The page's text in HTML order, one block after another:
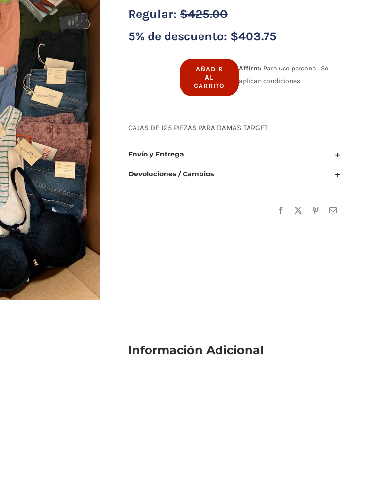
Regular:$425.00
5% de descuento: $403.75
damas
AÑADIR
AL
CARRITO
Affirm: Para uso personal. Se
aplican condiciones.
CAJAS DE 125 PIEZAS PARA DAMAS TARGET
Envío y Entrega
Devoluciones / Cambios
Información Adicional